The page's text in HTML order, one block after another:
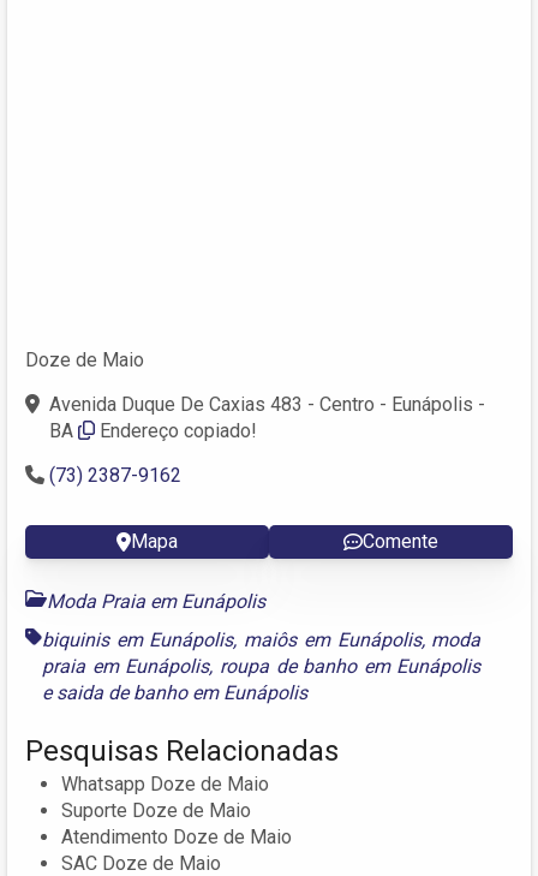
Doze de Maio
Avenida Duque De Caxias 483 - Centro - Eunápolis -
BA
Endereço copiado!
(73) 2387-9162
Mapa Comente
Moda Praia em Eunápolis
biquinis em Eunápolis, maiôs em Eunápolis, moda
praia em Eunápolis, roupa de banho em Eunápolis
esaida de banho em Eunápolis
Pesquisas Relacionadas
Whatsapp Doze de Maio
Suporte Doze de Maio
Atendimento Doze de Maio
SAC Doze de Maio